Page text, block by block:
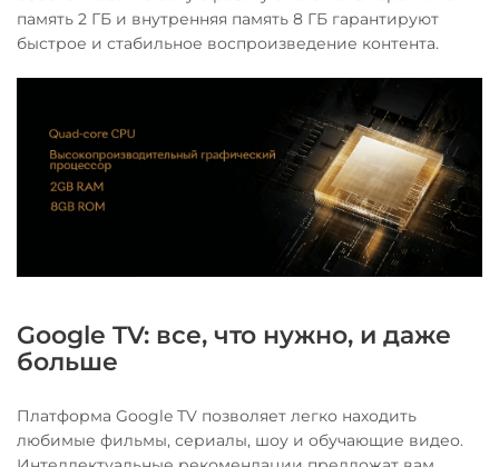
память 2 ГБ и внутренняя память 8 ГБ гарантируют
быстрое и стабильное воспроизведение контента.
Google TV: все, что нужно, и даже
больше
Платформа Google TV позволяет легко находить
любимые фильмы, сериалы, шоу и обучающие видео.